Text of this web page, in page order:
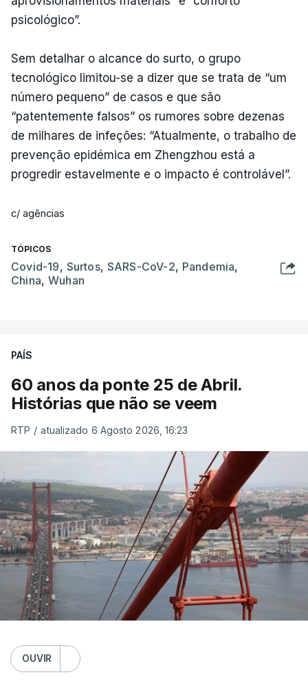
psicológico”.
Sem detalhar o alcance do surto, o grupo
tecnológico limitou-se a dizer que se trata de “um
número pequeno” de casos e que são
“patentemente falsos” os rumores sobre dezenas
de milhares de infeções: “Atualmente, o trabalho de
prevenção epidémica em Zhengzhou está a
progredir estavelmente e o impacto é controlável”.
c/ agências
TÓPICOS
Covid-19, Surtos, SARS-CoV-2, Pandemia,
China, Wuhan
PAÍS
60 anos da ponte 25 de Abril.
Histórias que não se veem
RTP / atualizado 6 Agosto 2026, 16:23
OUVIR